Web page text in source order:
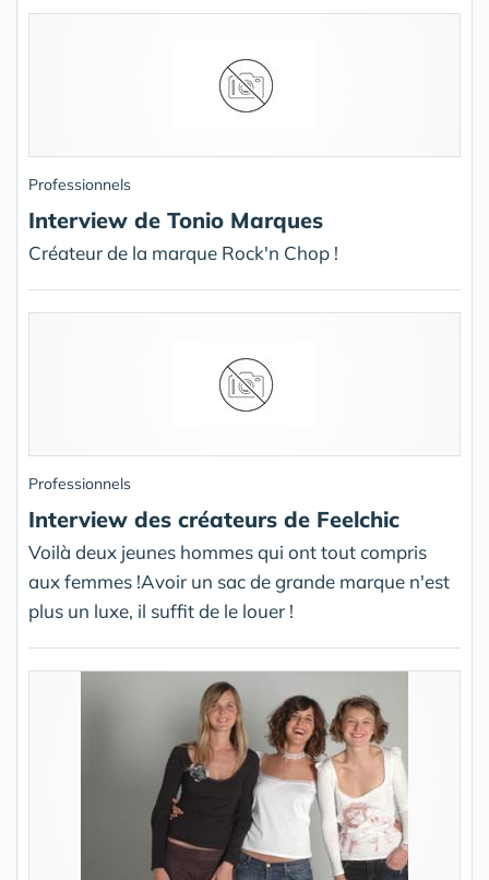
Professionnels
Interview de Tonio Marques
Créateur de la marque Rock'n Chop !
Professionnels
Interview des créateurs de Feelchic
Voilà deux jeunes hommes qui ont tout compris
aux femmes !Avoir un sac de grande marque n'est
plus un luxe, il suffit de le louer !